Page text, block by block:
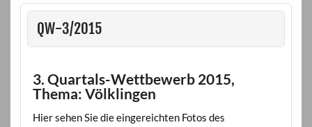
QW-3/2015
3. Quartals-Wettbewerb 2015,
Thema: Völklingen
Hier sehen Sie die eingereichten Fotos des